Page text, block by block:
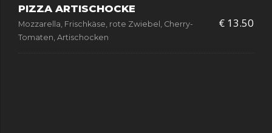
PIZZA ARTISCHOCKE
Mozzarella, Frischkäse, rote Zwiebel, Cherry-
Tomaten, Artischocken
€ 13.50